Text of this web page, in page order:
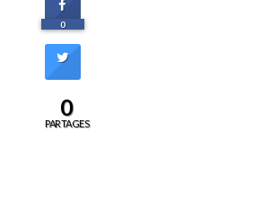
0
0
PARTAGES